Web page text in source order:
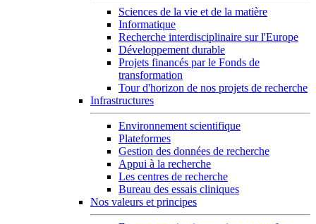
Sciences de la vie et de la matière
Informatique
Recherche interdisciplinaire sur l'Europe
Développement durable
Projets financés par le Fonds de
transformation
Tour d'horizon de nos projets de recherche
Infrastructures
Environnement scientifique
Plateformes
Gestion des données de recherche
Appui à la recherche
Les centres de recherche
Bureau des essais cliniques
Nos valeurs et principes